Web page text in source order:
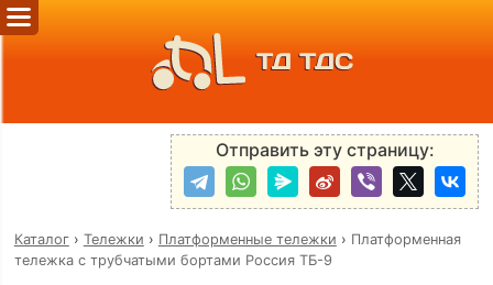
ТД ТДС
Отправить эту страницу:
Каталог› Тележки › Платформенные тележки › Платформенная
тележка с трубчатыми бортами Россия ТБ-9